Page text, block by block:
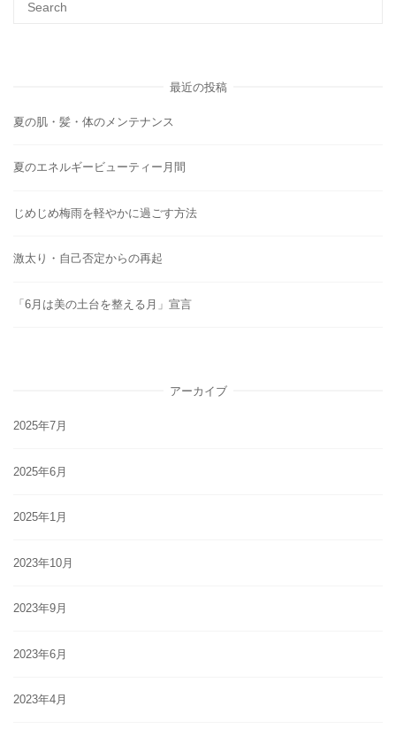
最近の投稿
夏の肌・髪・体のメンテナンス
夏のエネルギービューティー月間
じめじめ梅雨を軽やかに過ごす方法
激太り・自己否定からの再起
「6月は美の土台を整える月」宣言
アーカイブ
2025年7月
2025年6月
2025年1月
2023年10月
2023年9月
2023年6月
2023年4月